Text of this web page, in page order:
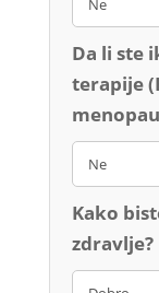
Da li ste
terapije
Kako
zdravlje?